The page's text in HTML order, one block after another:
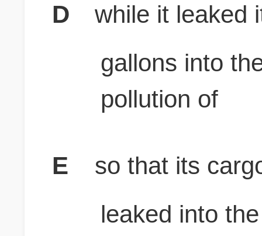
D
while it leaked
gallons into
pollution of
E
so that its
leaked into